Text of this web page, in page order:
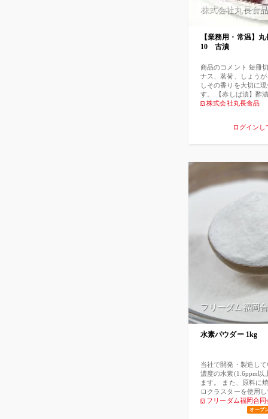
株式会社丸長食品
【業務用・常温】
10 古漬
商品のコメント 短冊
ナス、茗荷、しょう
しその香りを大切に
す。 【赤しば漬】酢
ゅうり、茄子、茗荷
ノ酸等）、酸味料、
イ（生姜）国産(茗荷
日光・高温多湿を避
封後は冷蔵庫（0℃〜
塩相当量 5.89ｇ （
株式会社丸長食品
ログイン
フリーダム福岡
水素パウダー 1kg
当社で開発・製造し
濃度の水素(1.6ppm以
ます。 また、原料に
ロクラスターを使用
度の水素を発生する
は、FDA(アメリカ食
フリーダム福岡合同
オープ